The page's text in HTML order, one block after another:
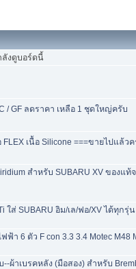
ลังดูบอร์ดนี้
/ GF ลดราคา เหลือ 1 ชุดใหญ่ครับ
FLEX เนื้อ Silicone ===ขายไปแล้ว
สำหรับ SUBARU XV ของแ
ใส่ SUBARU อิม/เล/ฟอ/XV ได้ทุกรุ่
ฟ้า 6 ตัว F con 3.3 3.4 Motec M48
ผ้าเบรคหลัง (มือสอง) สำหรับ